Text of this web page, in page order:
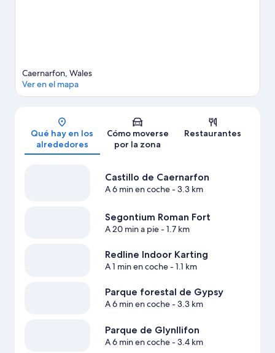
Mapa
Caernarfon, Wales
Ver en el mapa
Qué hay en los
alrededores
Cómo moverse
por la zona
Restaurantes
Castillo de Caernarfon
A 6 min en coche- 3.3 km
Segontium Roman Fort
A 20 min a pie- 1.7 km
Redline Indoor Karting
A 1 min en coche- 1.1 km
Parque forestal de Gypsy
A 6 min en coche- 3.3 km
Parque de Glynllifon
A 6 min en coche- 3.4 km